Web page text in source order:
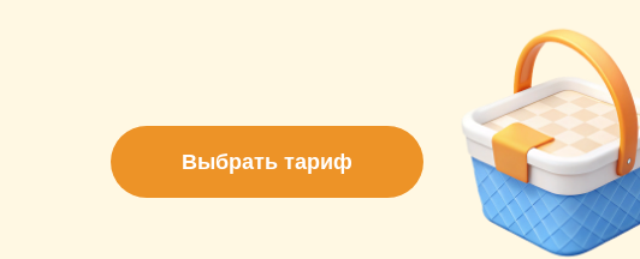
Выбрать тариф